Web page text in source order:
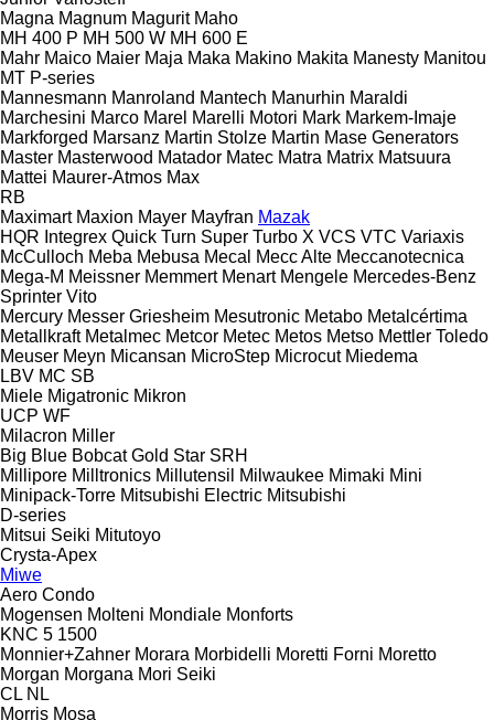
Magna Magnum Magurit Maho
MH 400 P MH 500 W MH 600 E
Mahr Maico Maier Maja Maka Makino Makita Manesty Manitou
MT P-series
Mannesmann Manroland Mantech Manurhin Maraldi
Marchesini Marco Marel Marelli Motori Mark Markem-Imaje
Markforged Marsanz Martin Stolze Martin Mase Generators
Master Masterwood Matador Matec Matra Matrix Matsuura
Mattei Maurer-Atmos Max
RB
Maximart Maxion Mayer Mayfran Mazak
HQR Integrex Quick Turn Super Turbo X VCS VTC Variaxis
McCulloch Meba Mebusa Mecal Mecc Alte Meccanotecnica
Mega-M Meissner Memmert Menart Mengele Mercedes-Benz
Sprinter Vito
Mercury Messer Griesheim Mesutronic Metabo Metalcértima
Metallkraft Metalmec Metcor Metec Metos Metso Mettler Toledo
Meuser Meyn Micansan MicroStep Microcut Miedema
LBV MC SB
Miele Migatronic Mikron
UCP WF
Milacron Miller
Big Blue Bobcat Gold Star SRH
Millipore Milltronics Millutensil Milwaukee Mimaki Mini
Minipack-Torre Mitsubishi Electric Mitsubishi
D-series
Mitsui Seiki Mitutoyo
Crysta-Apex
Miwe
Aero Condo
Mogensen Molteni Mondiale Monforts
KNC 5 1500
Monnier+Zahner Morara Morbidelli Moretti Forni Moretto
Morgan Morgana Mori Seiki
CL NL
Morris Mosa